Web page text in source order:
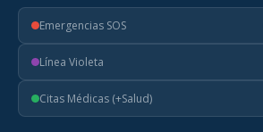
Emergencias SOS
Línea Violeta
Citas Médicas (+Salud)